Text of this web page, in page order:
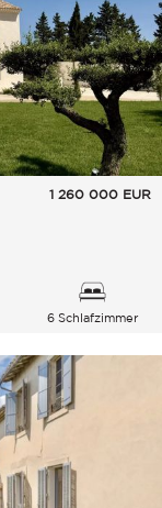
1 260 000 EUR
6 Schlafzimmer